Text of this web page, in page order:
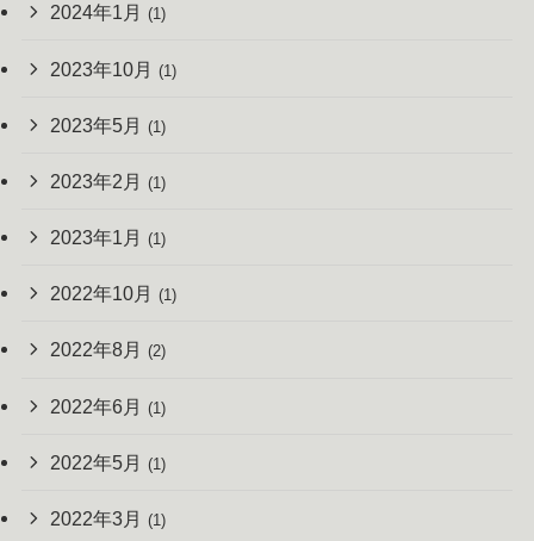
2024年1月 (1)
2023年10月 (1)
2023年5月 (1)
2023年2月 (1)
2023年1月 (1)
2022年10月 (1)
2022年8月 (2)
2022年6月 (1)
2022年5月 (1)
2022年3月 (1)